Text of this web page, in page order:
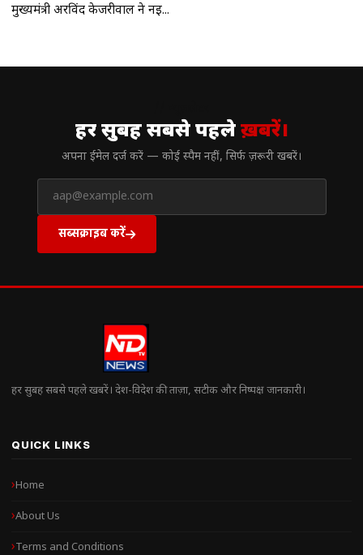
मुख्यमंत्री अरविंद केजरीवाल ने नई...
हर सुबह सबसे पहलेख़बरें।
अपना ईमेल दर्ज करें — कोई स्पैम नहीं, सिर्फ ज़रूरी खबरें।
सब्सक्राइब करें
हर सुबह सबसे पहले खबरें। देश-विदेश की ताज़ा, सटीक और निष्पक्ष जानकारी।
QUICK LINKS
Home
About Us
Terms and Conditions